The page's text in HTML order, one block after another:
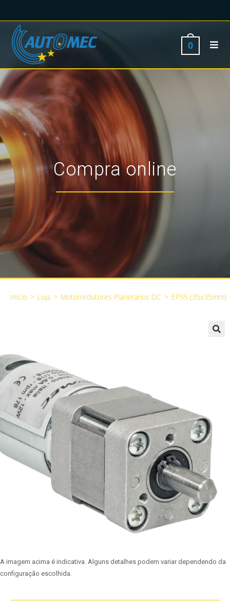
0
Compra online
Início > Loja > Motorredutores Planetários DC > EP35 (35x35mm)
A imagem acima é indicativa. Alguns detalhes podem variar dependendo da
configuração escolhida.